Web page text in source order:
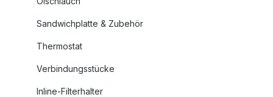
Sandwichplatte & Zubehör
Thermostat
Verbindungsstücke
Inline-Filterhalter